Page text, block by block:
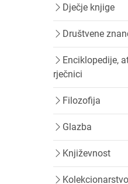
Dječje knjige
Društvene
Enciklopedije,
rječnici
Filozofija
Glazba
Književnost
Kolekcionarstvo